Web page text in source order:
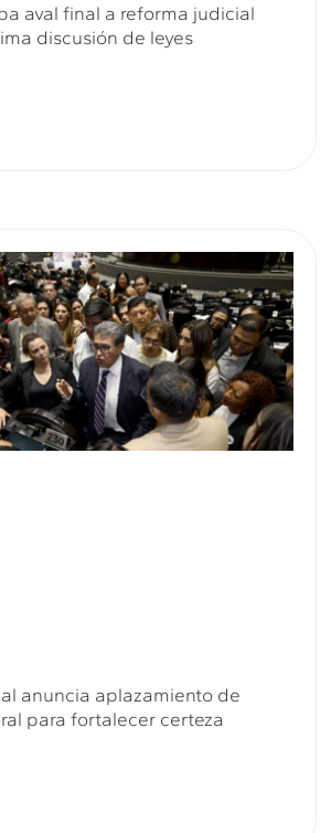
aval final a reforma judicial
discusión de leyes
anuncia aplazamiento de
para fortalecer certeza